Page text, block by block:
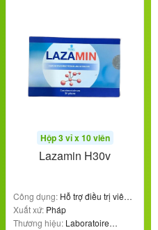
Hộp 3 vỉ x 10 viên
Lazamin H30v
Công dụng: Hỗ trợ điều trị viêm
gan, xơ gan
Xuất xứ: Pháp
Thương hiệu: Laboratoire